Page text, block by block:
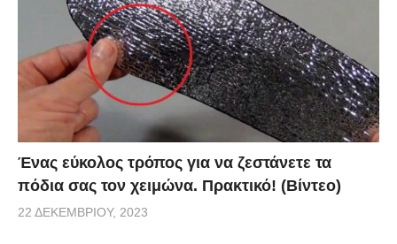
Ένας εύκολος τρόπος για να ζεστάνετε τα
πόδια σας τον χειμώνα. Πρακτικό! (Βίντεο)
22 ΔΕΚΕΜΒΡΊΟΥ, 2023